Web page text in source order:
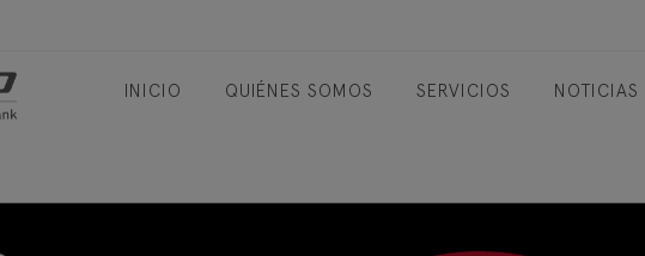
INICIO QUIÉNES SOMOS SERVICIOS NOTICIAS